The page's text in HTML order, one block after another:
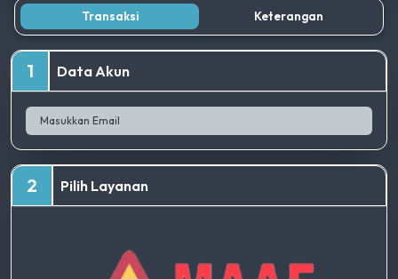
Transaksi Keterangan
1 Data Akun
2 Pilih Layanan